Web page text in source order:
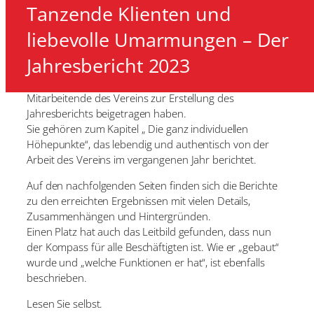
Tanzende Klienten und
liebevolle Umarmungen – Der
Jahresbericht 2023
Mitarbeitende des Vereins zur Erstellung des
Jahresberichts beigetragen haben.
Sie gehören zum Kapitel „ Die ganz individuellen
Höhepunkte“, das lebendig und authentisch von der
Arbeit des Vereins im vergangenen Jahr berichtet.
Auf den nachfolgenden Seiten finden sich die Berichte
zu den erreichten Ergebnissen mit vielen Details,
Zusammenhängen und Hintergründen.
Einen Platz hat auch das Leitbild gefunden, dass nun
der Kompass für alle Beschäftigten ist. Wie er „gebaut“
wurde und „welche Funktionen er hat“, ist ebenfalls
beschrieben.
Lesen Sie selbst.